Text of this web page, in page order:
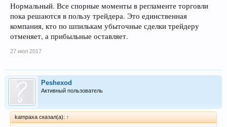
Нормальный. Все спорные моменты в регламенте торговли
пока решаются в пользу трейдера. Это единственная
компания, кто по шпилькам убыточные сделки трейдеру
отменяет, а прибыльные оставляет.
27 июл 2017
Peshexod
Активный пользователь
kampaxa сказал(а): ↑